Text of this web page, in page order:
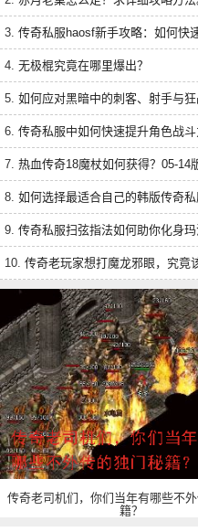
3. 传奇私服haosf新手攻略：如何快
4. 无极棍究竟在哪里爆出？
5. 如何应对黑暗中的刺客、射手与狂
6. 传奇私服中如何快速提升角色战斗
7. 热血传奇18魔杖如何获得？05-14
8. 如何选择最适合自己的韩版传奇私
9. 传奇私服扫弦指法如何助你化身玛
10. 传奇老玩家想打魔龙邪眼，究竟
传奇老司机们，你们当年有哪些不
籍？